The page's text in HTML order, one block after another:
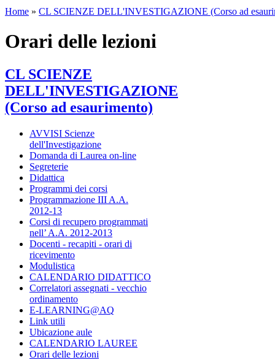
Home » CL SCIENZE DELL'INVESTIGAZIONE (Corso ad
Orari delle lezioni
CL SCIENZE
DELL'INVESTIGAZIONE
(Corso ad esaurimento)
AVVISI Scienze
dell'Investigazione
Domanda di Laurea on-line
Segreterie
Didattica
Programmi dei corsi
Programmazione III A.A.
2012-13
Corsi di recupero programmati
nell’ A.A. 2012-2013
Docenti - recapiti - orari di
ricevimento
Modulistica
CALENDARIO DIDATTICO
Correlatori assegnati - vecchio
ordinamento
E-LEARNING@AQ
Link utili
Ubicazione aule
CALENDARIO LAUREE
Orari delle lezioni